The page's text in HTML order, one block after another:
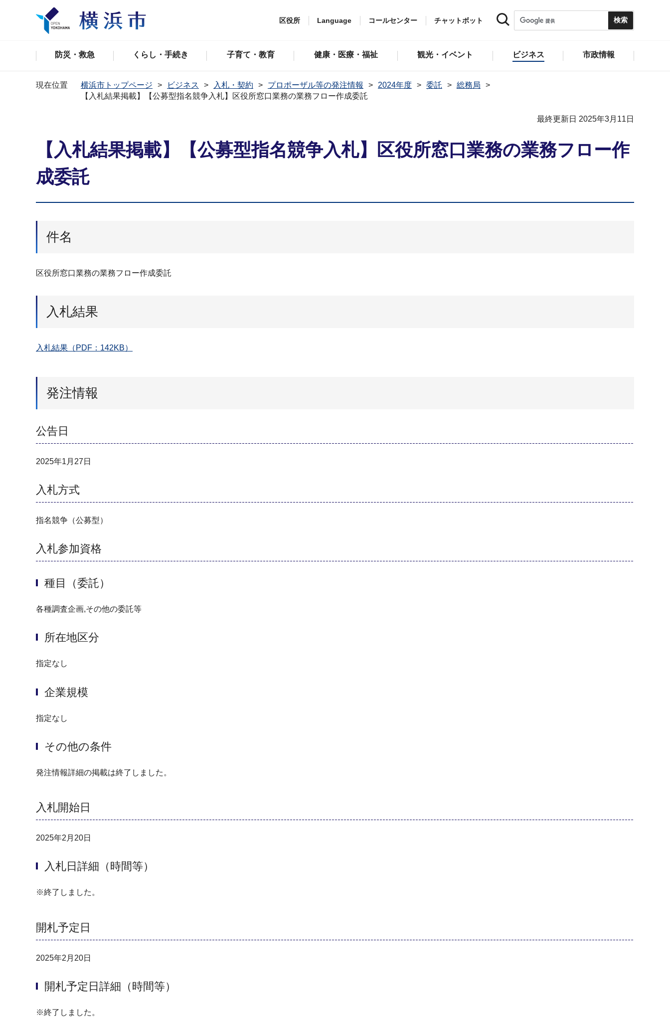
区役所 Language コールセンター チャットボット
防災・救急 くらし・手続き 子育て・教育 健康・医療・福祉 観光・イベント ビジネス 市政情報
現在位置 横浜市トップページ ビジネス 入札・契約 プロポーザル等の発注情報 2024年度 委託
総務局
【入札結果掲載】【公募型指名競争入札】区役所窓口業務の業務フロー作成委託
最終更新日 2025年3月11日
【入札結果掲載】【公募型指名競争入札】区役所窓口業務の業務フロー作
成委託
件名
区役所窓口業務の業務フロー作成委託
入札結果
入札結果（PDF：142KB）
発注情報
公告日
2025年1月27日
入札方式
指名競争（公募型）
入札参加資格
種目（委託）
各種調査企画,その他の委託等
所在地区分
指定なし
企業規模
指定なし
その他の条件
発注情報詳細の掲載は終了しました。
入札開始日
2025年2月20日
入札日詳細（時間等）
※終了しました。
開札予定日
2025年2月20日
開札予定日詳細（時間等）
※終了しました。